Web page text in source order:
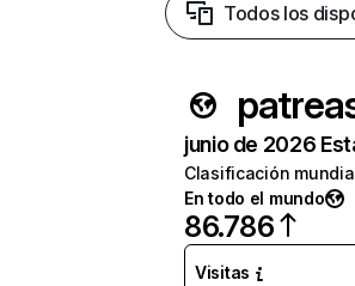
Todos los
junio de 2026
Clasificación
En todo el mundo
86.786
Visitas